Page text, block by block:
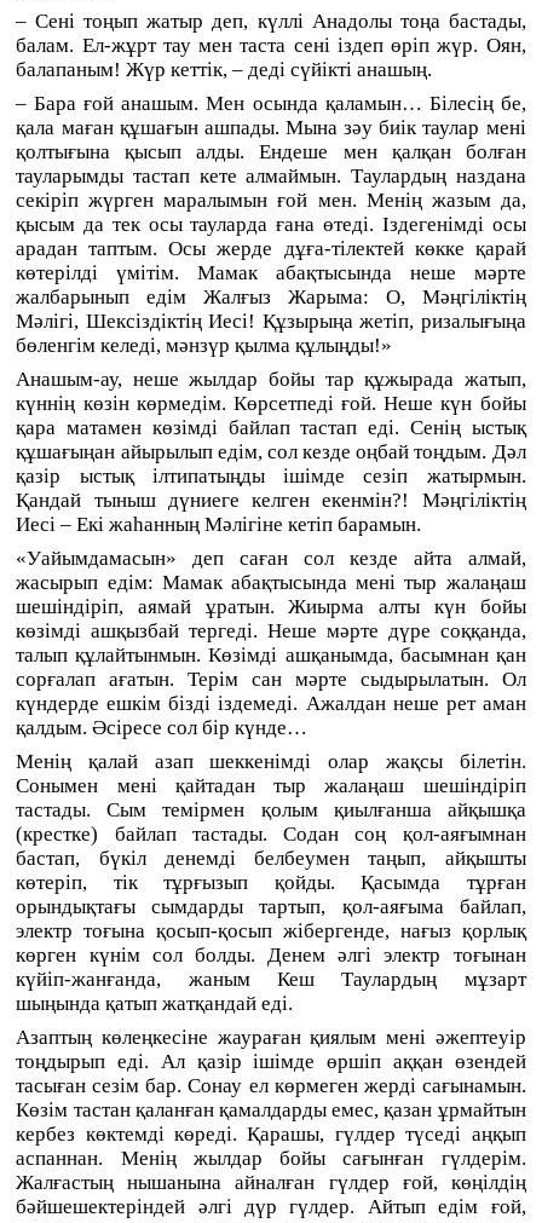
– Сені тоңып жатыр деп, күллі Анадолы тоңа бастады,
балам. Ел-жұрт тау мен таста сені іздепөріпжүр. Оян,
балапаным! Жүр кеттік, – деді сүйікті анашың.
– Бара ғой анашым. Мен осында қаламын… Білесің бе,
қала маған құшағын ашпады. Мыназәубиік таулар мені
қолтығына қысып алды. Ендеше мен қалқан болған
тауларымды тастап кете алмаймын. Таулардың наздана
секіріп жүрген маралымын ғой мен. Менің жазым да,
қысым да тек осы тауларда ғана өтеді. Іздегенімді осы
арадан таптым. Осы жерде дұға-тілектей көкке қарай
көтерілді үмітім. Мамак абақтысында неше мәрте
жалбарынып едім Жалғыз Жарыма: О, Мәңгіліктің
Мәлігі, Шексіздіктің Иесі! Құзырыңа жетіп, ризалығыңа
бөленгім келеді, мәнзүр қылма құлыңды!»
Анашым-ау, неше жылдар бойы тар құжырада жатып,
күннің көзін көрмедім. Көрсетпеді ғой. Неше күн бойы
қара матамен көзімді байлап тастап еді. Сенің ыстық
құшағыңан айырылып едім, сол кезде оңбай тоңдым. Дәл
қазір ыстық ілтипатыңды ішімде сезіп жатырмын.
Қандай тыныш дүниеге келген екенмін?! Мәңгіліктің
Иесі – Екі жаһанның Мәлігіне кетіп барамын.
«Уайымдамасын» деп саған сол кезде айта алмай,
жасырып едім: Мамак абақтысында мені тыр жалаңаш
шешіндіріп, аямай ұратын. Жиырма алты күн бойы
көзімді ашқызбай тергеді. Неше мәрте дүре соққанда,
талып құлайтынмын. Көзімді ашқанымда, басымнан қан
сорғалап ағатын. Терім сан мәрте сыдырылатын. Ол
күндерде ешкім бізді іздемеді. Ажалдан неше рет аман
қалдым. Әсіресе сол бір күнде…
Менің қалай азап шеккенімді олар жақсы білетін.
Сонымен мені қайтадан тыр жалаңаш шешіндіріп
тастады. Сым темірмен қолым қиылғанша айқышқа
(крестке) байлап тастады. Содан соң қол-аяғымнан
бастап, бүкіл денемді белбеумен таңып, айқышты
көтеріп, тік тұрғызып қойды. Қасымда тұрған
орындықтағы сымдарды тартып, қол-аяғыма байлап,
электр тоғына қосып-қосып жібергенде, нағыз қорлық
көрген күнім сол болды. Денем әлгі электр тоғынан
күйіп-жанғанда, жаным Кеш Таулардың мұзарт
шыңында қатып жатқандай еді.
Азаптың көлеңкесіне жаураған қиялым мені әжептеуір
тоңдырып еді. Ал қазір ішімде өршіп аққан өзендей
тасыған сезім бар. Сонау ел көрмеген жерді сағынамын.
Көзім тастан қаланған қамалдарды емес, қазан ұрмайтын
кербез көктемді көреді. Қарашы, гүлдер түседі аңқып
аспаннан. Менің жылдар бойы сағынған гүлдерім.
Жалғастың нышанына айналған гүлдер ғой, көңілдің
бәйшешектеріндей әлгі дүр гүлдер. Айтып едім ғой,